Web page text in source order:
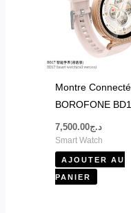
Montre
BOROFONE
د.ج7,500.00
Smart Watch
AJOUTER AU
PANIER